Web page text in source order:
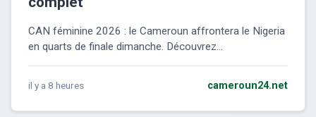
CAN féminine 2026 : le Cameroun affrontera le Nigeria
en quarts de finale dimanche. Découvrez...
il y a 8 heures cameroun24.net